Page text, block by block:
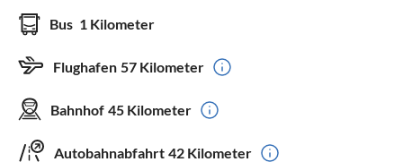
Bus 1 Kilometer
Flughafen 57 Kilometer
Bahnhof 45 Kilometer
Autobahnabfahrt 42 Kilometer